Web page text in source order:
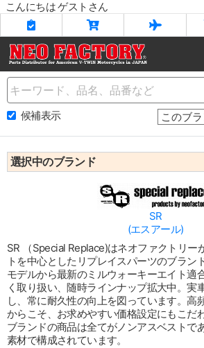
こんにちは ゲストさん
Name
候補表示
選択中のブランド
SR
(エスアール)
SR （Special Replace)はネオファクトリー
トを中心としたリプレイスパーツのブラン
モデルから最新のミルウォーキーエイト適
く取り扱い、随時ラインナップ拡大中。実
し、常に耐久性の向上を図っています。高
からこそ、お求めやすい価格設定にもこだ
ブランドの商品は全てがノンアスベストで
素材で構成されています。